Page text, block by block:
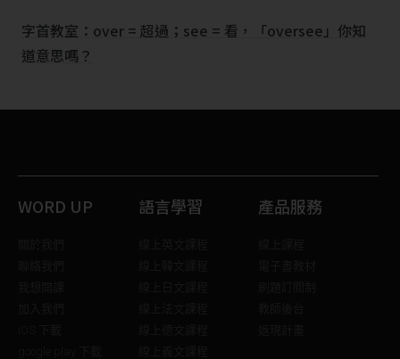
字首教室：over = 超過；see = 看，「oversee」你知
道意思嗎？
WORD UP 語言學習 產品服務